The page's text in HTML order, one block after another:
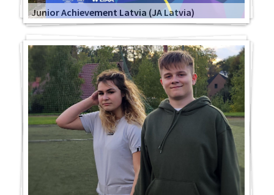
Junior Achievement Latvia (JA Latvia)